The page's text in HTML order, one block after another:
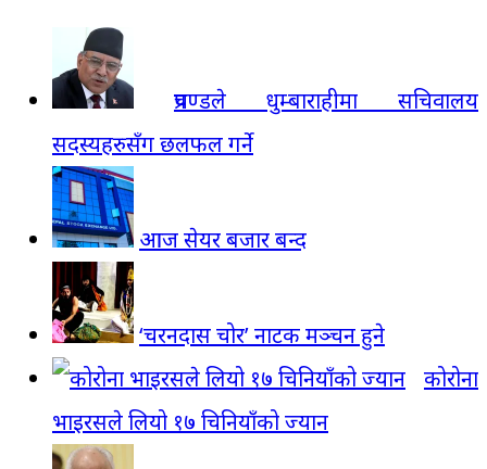
प्रचण्डले धुम्बाराहीमा सचिवालय
सदस्यहरुसँग छलफल गर्ने
आज सेयर बजार बन्द
‘चरनदास चोर’ नाटक मञ्चन हुने
कोरोना
भाइरसले लियो १७ चिनियाँको ज्यान